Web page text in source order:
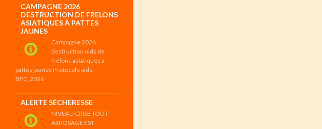
CAMPAGNE 2026
DESTRUCTION DE FRELONS
ASIATIQUES À PATTES
JAUNES
Campagne 2026
destruction nids de
frelons asiatiques à
pattes jaunes Protocole aide
BFC_2026
ALERTE SÉCHERESSE
NIVEAU CRISE TOUT
ARROSAGE EST